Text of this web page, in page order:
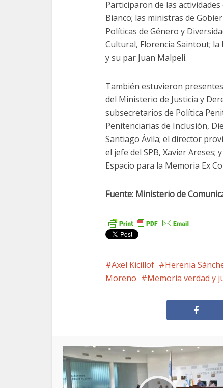
Participaron de las
Bianco; las ministras de
Políticas de Género y
Cultural, Florencia Saintout;
y su par Juan Malpeli.
También estuvieron
del Ministerio de Justicia y
subsecretarios de Política
Penitenciarias de Inclusión,
Santiago Ávila; el director
el jefe del SPB, Xavier Areses;
Espacio para la Memoria Ex
Fuente: Ministerio de
Axel Kicillof Herenia
Moreno
Memoria verdad y